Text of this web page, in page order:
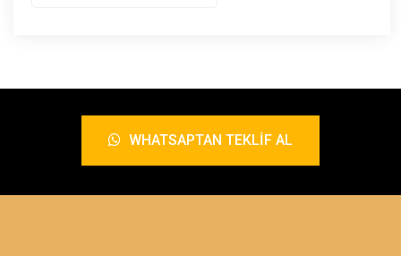
WHATSAPTAN TEKLIF AL